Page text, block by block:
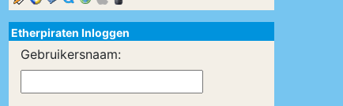
Etherpiraten Inloggen
Gebruikersnaam: